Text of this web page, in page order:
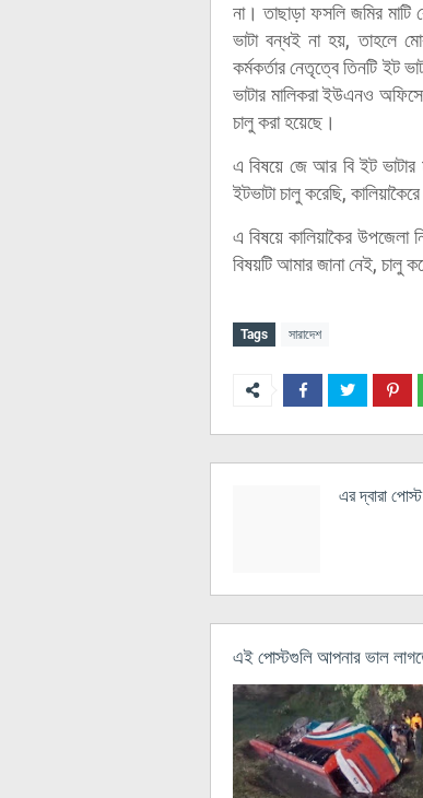
না। তাছাড়া ফসলি জমির
ভাটা বন্ধই না হয়, তাহলে
কর্মকর্তার নেতৃত্বে তিনটি ইট
ভাটার মালিকরা ইউএনও
চালু করা হয়েছে।
এ বিষয়ে জে আর বি ইট
ইটভাটা চালু করেছি,
এ বিষয়ে কালিয়াকৈর উপজেলা
বিষয়টি আমার জানা নেই, চালু
Tags সারাদেশ
এর দ্বারা
এই পোস্টগুলি আপনার ভাল